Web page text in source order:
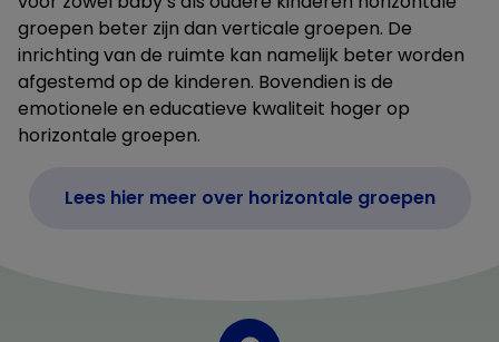
groepen beter zijn dan verticale groepen. De
inrichting van de ruimte kan namelijk beter worden
afgestemd op de kinderen. Bovendien is de
emotionele en educatieve kwaliteit hoger op
horizontale groepen.
Lees hier meer over horizontale groepen